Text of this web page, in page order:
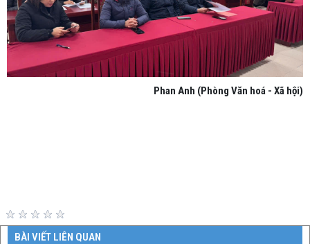
Phan Anh (Phòng Văn hoá - Xã hội)
BÀI VIẾT LIÊN QUAN